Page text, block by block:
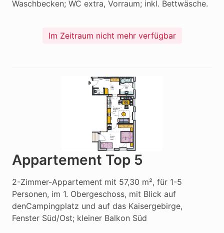
Waschbecken; WC extra, Vorraum; inkl. Bettwäsche.
Im Zeitraum nicht mehr verfügbar
Appartement Top 5
2-Zimmer-Appartement mit 57,30 m², für 1-5
Personen, im 1. Obergeschoss, mit Blick auf
denCampingplatz und auf das Kaisergebirge,
Fenster Süd/Ost; kleiner Balkon Süd